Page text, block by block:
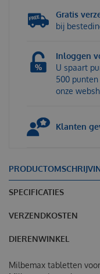
Gratis
bij
Inloggen
U spaart
500
onze
Klanten
SPECIFICATIES
VERZENDKOSTEN
DIERENWINKEL
Milbemax tabletten